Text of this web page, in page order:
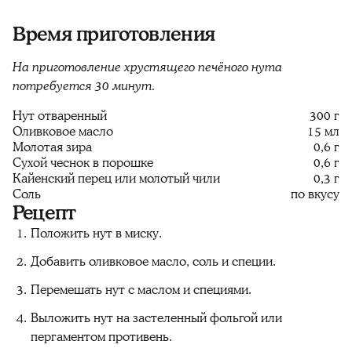
Время приготовления
На приготовление хрустящего печёного нута
потребуется 30 минут.
Нут отваренный
300 г
Оливковое масло
15 мл
Молотая зира
0,6 г
Сухой чеснок в порошке
0,6 г
Кайенский перец или молотый чили
0,3 г
Соль
по вкусу
Рецепт
Положить нут в миску.
Добавить оливковое масло, соль и специи.
Перемешать нут с маслом и специями.
Выложить нут на застеленный фольгой или
пергаментом противень.